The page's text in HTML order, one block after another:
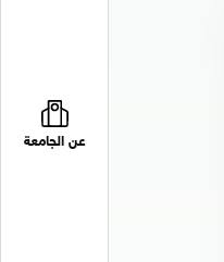
عن الجامعة